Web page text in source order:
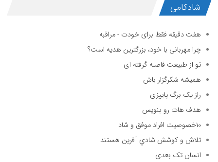
شادکامی
هفت دقیقه فقط برای خودت - مراقبه
چرا مهربانی با خود، بزرگترین هدیه است؟
تو از طبیعت فاصله گرفته ای
همیشه شکرگزار باش
راز یک برگ پاییزی
هدف هات رو بنویس
۱۰خصوصیت افراد موفق و شاد
تلاش و كوشش شادي آفرين هستند
انسان تک بعدی